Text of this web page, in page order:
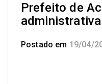
Prefeito de
Postado em 19/04/